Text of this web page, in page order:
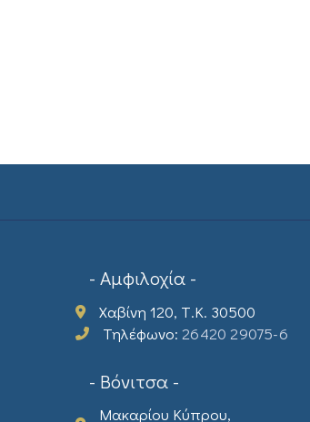
- Αμφιλοχία -
Χαβίνη 120, Τ.Κ. 30500
Τηλέφωνο:26420 29075-6
- Βόνιτσα -
Μακαρίου Κύπρου,